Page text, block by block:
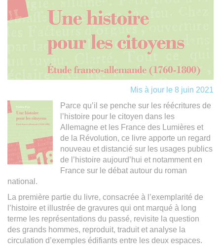
Mis à jour le 8 juin 2021
Parce qu’il se penche sur les réécritures de
l’histoire pour le citoyen dans les
Allemagne et les France des Lumières et
de la Révolution, ce livre apporte un regard
nouveau et distancié sur les usages publics
de l’histoire aujourd’hui et notamment en
France sur le débat autour du roman
national.
La première partie du livre, consacrée à l’exemplarité de
l’histoire et illustrée de gravures qui ont marqué à long
terme les représentations du passé, revisite la question
des grands hommes, reproduit, traduit et analyse la
circulation d’exemples édifiants entre les deux espaces.